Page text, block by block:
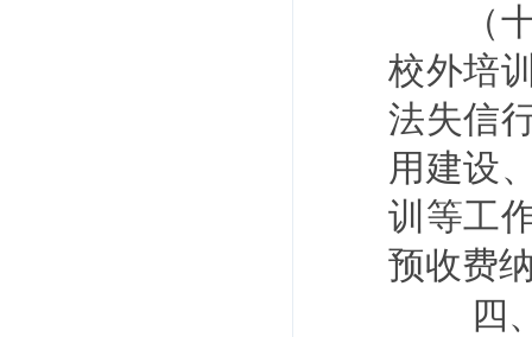
（十
校外培
法失信
用建设
训等工
预收费
四